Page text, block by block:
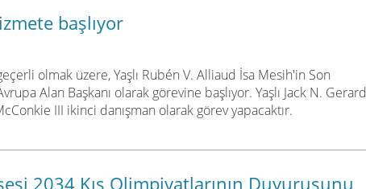
başlıyor
olmak üzere, Yaşlı Rubén V. Alliaud İsa Mesih'in Son
Alan Başkanı olarak görevine başlıyor. Yaşlı Jack N. Gerard
III ikinci danışman olarak görev yapacaktır.
2034 Kış Olimpiyatlarının Duyurusunu